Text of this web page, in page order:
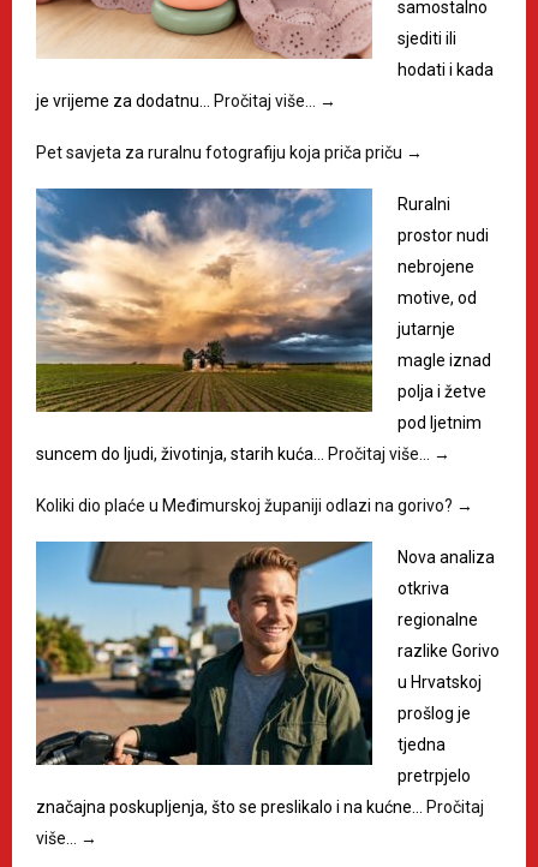
samostalno
sjediti ili
hodati i kada
je vrijeme za dodatnu…
Pročitaj više… →
Pet savjeta za ruralnu fotografiju koja priča priču →
Ruralni
prostor nudi
nebrojene
motive, od
jutarnje
magle iznad
polja i žetve
pod ljetnim
suncem do ljudi, životinja, starih kuća…
Pročitaj više… →
Koliki dio plaće u Međimurskoj županiji odlazi na gorivo? →
Nova analiza
otkriva
regionalne
razlike Gorivo
u Hrvatskoj
prošlog je
tjedna
pretrpjelo
značajna poskupljenja, što se preslikalo i na kućne…
Pročitaj
više…
→